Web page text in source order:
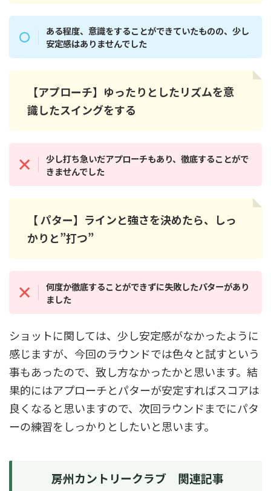
ある程度、意識をすることができていたものの、少し
安定感はありませんでした
【アプローチ】ゆったりとしたリズムを意
識したスイングをする
少し打ち急いだアプローチもあり、徹底することがで
きませんでした
【 パター】ラインと強さを決めたら、しっ
かりと”打つ”
何度か徹底することができずに失敗したパターがあり
ました
ショットに関しては、少し安定感がなかったように
感じますが、今回のラウンドでは色々と試すという
事もあったので、致し方なかったかと思います。結
果的にはアプローチとパターが安定すればスコアは
良くなると思いますので、次回ラウンドまでにパタ
ーの練習をしっかりとしたいと思います。
房州カントリークラブ 関連記事